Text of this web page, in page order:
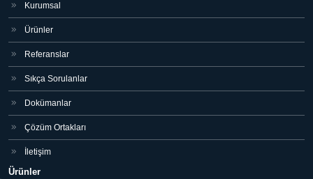
Kurumsal
Ürünler
Referanslar
Sıkça Sorulanlar
Dokümanlar
Çözüm Ortakları
İletişim
Ürünler